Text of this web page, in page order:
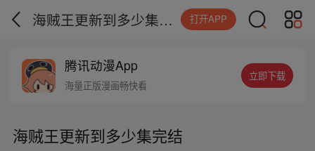
海贼王更新到多少集完结 打开APP
腾讯动漫App
海量正版漫画畅快看
立即下载
海贼王更新到多少集完结